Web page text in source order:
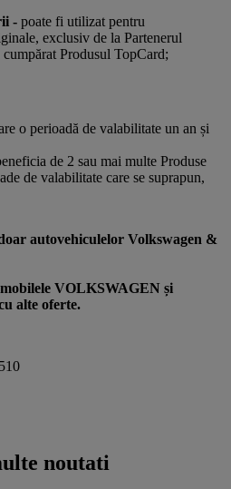
- poate fi utilizat pentru
exclusiv de la Partenerul
Produsul TopCard;
o perioadă de valabilitate un an și
de 2 sau mai multe Produse
de valabilitate care se suprapun,
autovehiculelor Volkswagen &
VOLKSWAGEN și
alte oferte.
noutati